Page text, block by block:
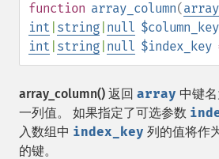
function array_column(array
int string null $column_key
int string null $index_key
array_column() 返回 array 中键
一列值。 如果指定了可选参数
入数组中 index_key 列的值将作
的键。